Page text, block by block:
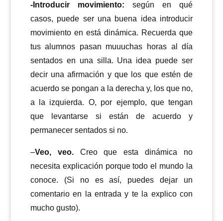
-Introducir movimiento: según en qué
casos, puede ser una buena idea introducir
movimiento en está dinámica. Recuerda que
tus alumnos pasan muuuchas horas al día
sentados en una silla. Una idea puede ser
decir una afirmación y que los que estén de
acuerdo se pongan a la derecha y, los que no,
a la izquierda. O, por ejemplo, que tengan
que levantarse si están de acuerdo y
permanecer sentados si no.
–Veo, veo.Creo que esta dinámica no
necesita explicación porque todo el mundo la
conoce. (Si no es así, puedes dejar un
comentario en la entrada y te la explico con
mucho gusto).